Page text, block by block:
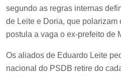
segundo as regras internas
de Leite e Doria, que polarizam
postula a vaga o ex-prefeito de
Os aliados de Eduardo Leite
nacional do PSDB retire do